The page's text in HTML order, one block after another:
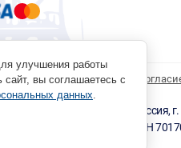
персональных данных
парк «Мастер Плюс» Россия,
ИП Брусницын Д.Н. ИНН
улучшения работы
вы соглашаетесь с
данных.